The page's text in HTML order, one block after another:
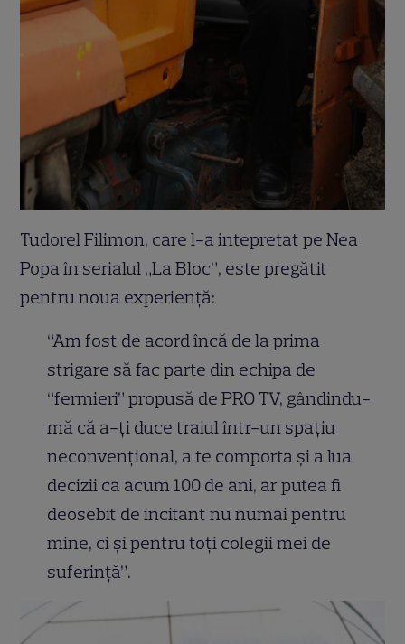
Tudorel Filimon, care l-a intepretat pe Nea
Popa în serialul „La Bloc”, este pregătit
pentru noua experiență:
“Am fost de acord încă de la prima
strigare să fac parte din echipa de
“fermieri” propusă de PRO TV, gândindu-
mă că a-ți duce traiul într-un spațiu
neconvențional, a te comporta și a lua
decizii ca acum 100 de ani, ar putea fi
deosebit de incitant nu numai pentru
mine, ci și pentru toți colegii mei de
suferință”.